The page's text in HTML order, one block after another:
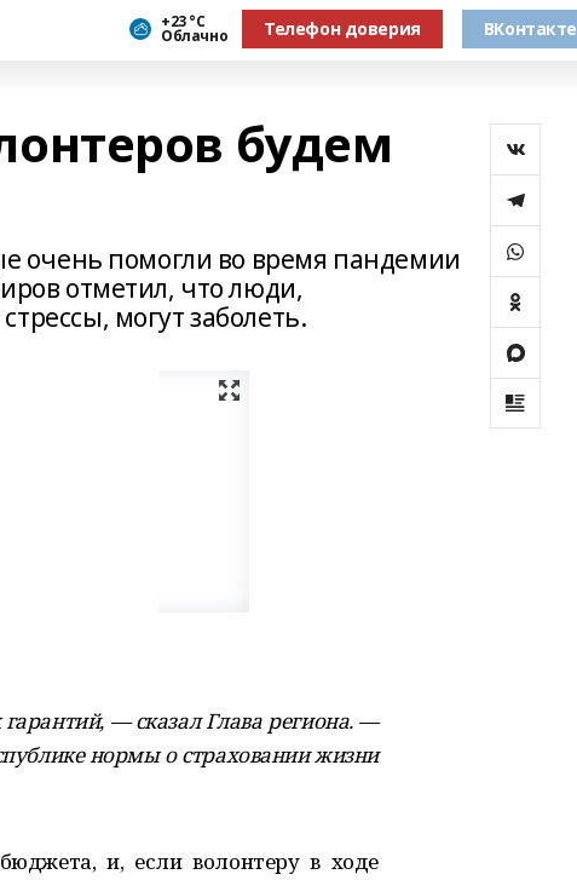
+23 °С
Облачно Телефон доверия ВКонтакте
будем
очень помогли во время пандемии
отметил, что люди,
могут заболеть.
— сказал Глава региона. —
нормы о страховании жизни
и, если волонтеру в ходе